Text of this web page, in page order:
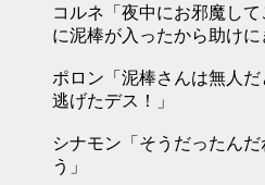
コルネ「夜中にお邪魔し
に泥棒が入ったから助けに
ポロン「泥棒さんは無人
逃げたデス！」
シナモン「そうだったん
う」